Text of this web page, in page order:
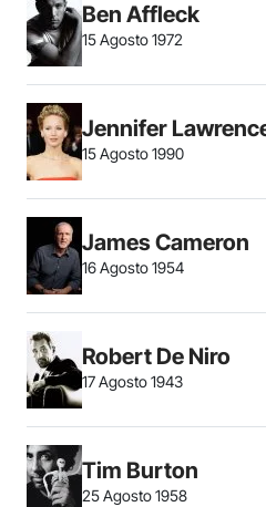
Ben Affleck
15 Agosto 1972
Jennifer
15 Agosto 1990
James Cameron
16 Agosto 1954
Robert De Niro
17 Agosto 1943
Tim Burton
25 Agosto 1958